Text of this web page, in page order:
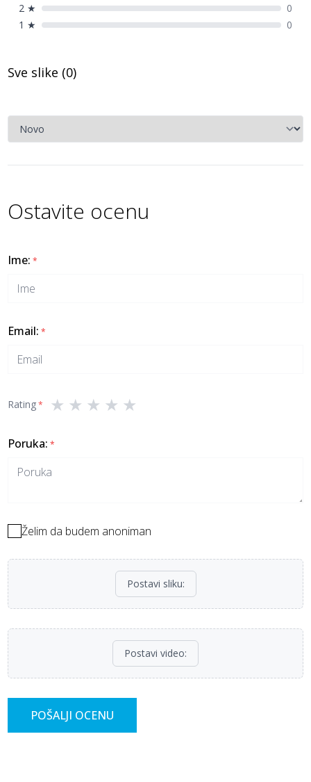
2 ★
0
1 ★ 0
Sve slike (0)
Ostavite ocenu
Ime: *
Email: *
Rating* ★ ★ ★ ★ ★
Poruka: *
Želim da budem anoniman
Postavi sliku:
Postavi video:
POŠALJI OCENU